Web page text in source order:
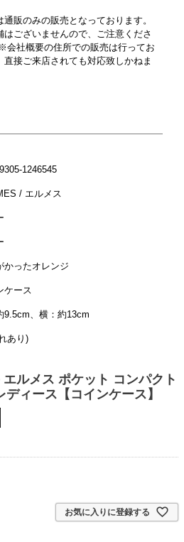
通販のみの販売となっております。
はございませんので、ご注意くださ
会社概要の住所での販売は行ってお
直接ご来店されても対応致しかねま
1246545
/ エルメス
かったオレンジ
ケース
9.5cm、横：約13cm
あり)
エルメス ポケット コンパクト
ィース【コインケース】
お気に入りに登録する